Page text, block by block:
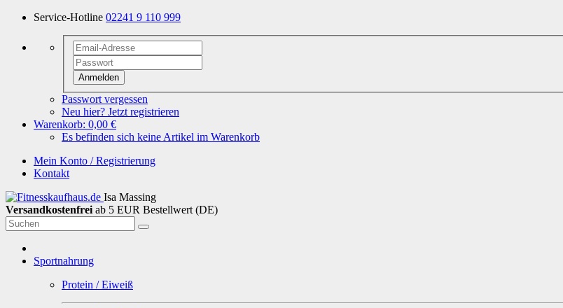
Service-Hotline 02241 9 110 999
Anmelden
Passwort vergessen
Neu hier? Jetzt registrieren
Warenkorb: 0,00 €
Es befinden sich keine Artikel im Warenkorb
Mein Konto / Registrierung
Kontakt
Isa Massing
Versandkostenfrei ab 5 EUR Bestellwert (DE)
Sportnahrung
Protein / Eiweiß